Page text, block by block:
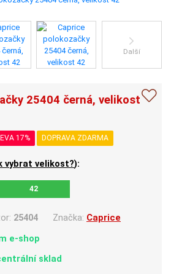
Další
25404 černá, velikost
17% DOPRAVA ZDARMA
vybrat velikost?):
42
25404 Značka: Caprice
e-shop
sklad